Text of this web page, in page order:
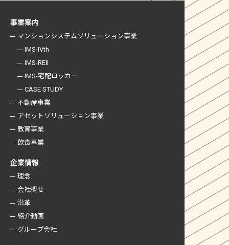
事業案内
マンションシステムソリューション事業
IMS-IVth
IMS-REⅡ
IMS-宅配ロッカー
CASE STUDY
不動産事業
アセットソリューション事業
教育事業
飲食事業
企業情報
理念
会社概要
沿革
紹介動画
グループ会社